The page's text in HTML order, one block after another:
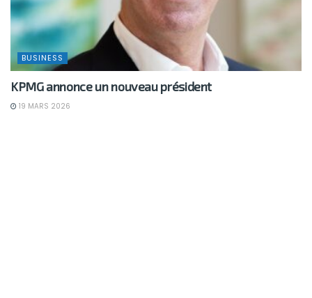
BUSINESS
KPMG annonce un nouveau président
19 MARS 2026